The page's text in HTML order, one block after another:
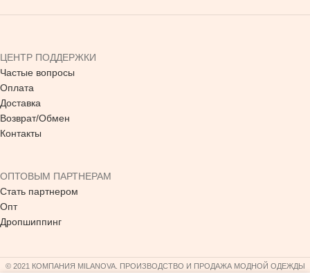
ЦЕНТР ПОДДЕРЖКИ
Частые вопросы
Оплата
Доставка
Возврат/Обмен
Контакты
ОПТОВЫМ ПАРТНЕРАМ
Стать партнером
Опт
Дропшиппинг
© 2021 КОМПАНИЯ MILANOVA. ПРОИЗВОДСТВО И ПРОДАЖА МОДНОЙ ОДЕЖДЫ